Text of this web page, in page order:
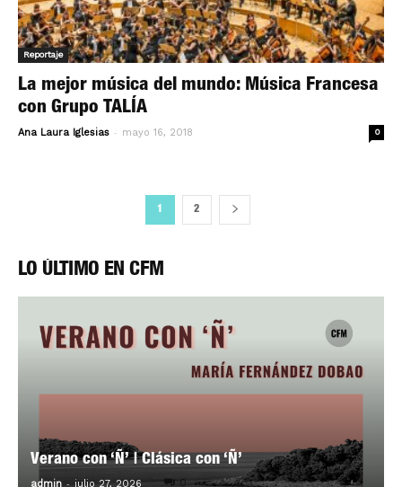
Reportaje
La mejor música del mundo: Música Francesa
con Grupo TALÍA
Ana Laura Iglesias - mayo 16, 2018 0
1 2
LO ÚLTIMO EN CFM
Verano con ‘Ñ’ | Clásica con ‘Ñ’
admin - julio 27, 2026 0